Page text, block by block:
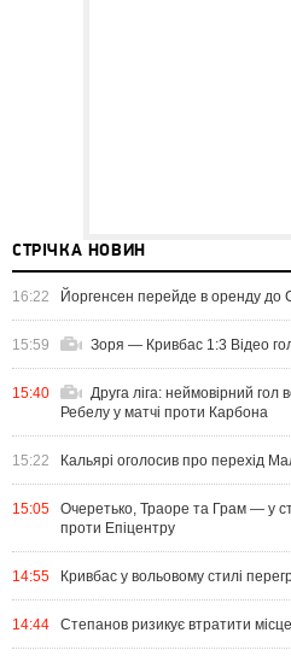
СТРІЧКА НОВИН
16:22 Йоргенсен перейде в оренду до
15:59 Зоря — Кривбас 1:3 Відео
15:40
Друга ліга: неймовірний гол
Ребелу у матчі проти Карбона
15:22 Кальярі оголосив про перехід
15:05
Очеретько, Траоре та Грам — у
проти Епіцентру
14:55 Кривбас у вольовому стилі
14:44 Степанов ризикує втратити